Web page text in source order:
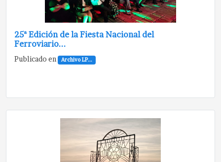
25ª Edición de la Fiesta Nacional del
Ferroviario...
Publicado en Archivo LP...